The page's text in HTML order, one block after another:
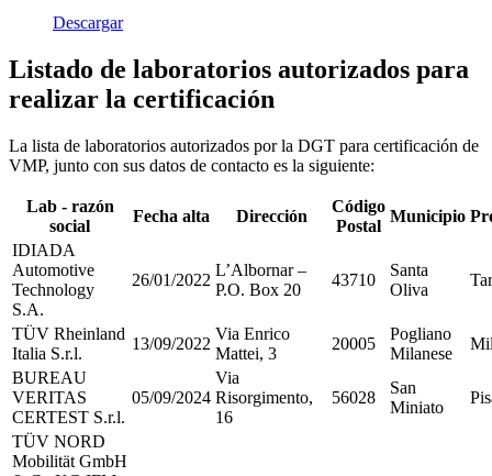
Descargar
Listado de laboratorios autorizados para
realizar la certificación
La lista de laboratorios autorizados por la DGT para certificación de
VMP, junto con sus datos de contacto es la siguiente:
Lab - razón
social
Fecha alta Dirección
Código
Postal
Municipio
IDIADA
Automotive
Technology
S.A.
26/01/2022
L’Albornar –
P.O. Box 20
43710
Santa
Oliva
TÜV Rheinland
Italia S.r.l.
13/09/2022
Via Enrico
Mattei, 3
20005
Pogliano
Milanese
BUREAU
VERITAS
CERTEST S.r.l.
05/09/2024
Via
Risorgimento,
16
56028
San
Miniato
TÜV NORD
Mobilität GmbH